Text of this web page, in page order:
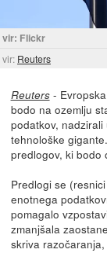
vir: Flickr
vir: Reuters
Reuters- Evropska
bodo na ozemlju
podatkov,
tehnološke
predlogov, ki bodo
Predlogi se
enotnega
pomagalo
zmanjšala
skriva